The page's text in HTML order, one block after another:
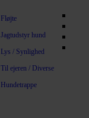
Fløjte
Jagtudstyr hund
Lys / Synlighed
Til ejeren / Diverse
Hundetrappe